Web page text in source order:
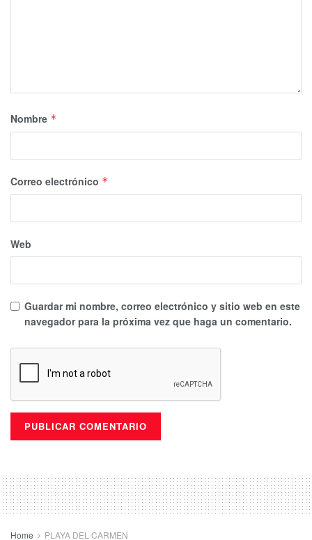
Nombre *
Correo electrónico *
Web
Guardar mi nombre, correo electrónico y sitio web en este
navegador para la próxima vez que haga un comentario.
Home PLAYA DEL CARMEN